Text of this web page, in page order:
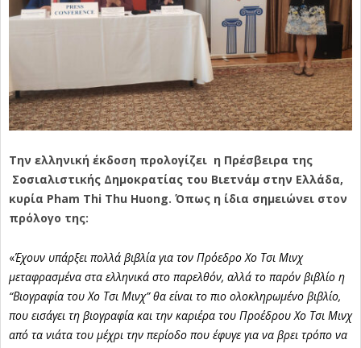
Την ελληνική έκδοση προλογίζει η Πρέσβειρα της
Σοσιαλιστικής Δημοκρατίας του Βιετνάμ στην Ελλάδα,
κυρία Pham Thi Thu Huong. Όπως η ίδια σημειώνει στον
πρόλογο της:
«Έχουν υπάρξει πολλά βιβλία για τον Πρόεδρο Χο Τσι Μινχ
μεταφρασμένα στα ελληνικά στο παρελθόν, αλλά το παρόν βιβλίο η
“Βιογραφία του Χο Τσι Μινχ” θα είναι το πιο ολοκληρωμένο βιβλίο,
που εισάγει τη βιογραφία και την καριέρα του Προέδρου Χο Τσι Μινχ
από τα νιάτα του μέχρι την περίοδο που έφυγε για να βρει τρόπο να